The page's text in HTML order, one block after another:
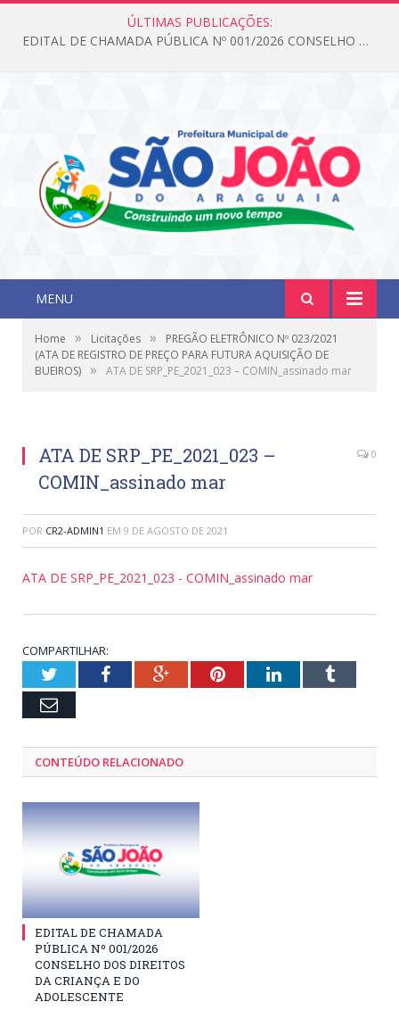
ÚLTIMAS PUBLICAÇÕES:
EDITAL DE CHAMADA PÚBLICA Nº 001/2026 CONSELHO DOS DIREITOS DA CRIANÇA E DO ADOLESCENTE
MENU
Home » Licitações »
PREGÃO ELETRÔNICO Nº 023/2021
(ATA DE REGISTRO DE PREÇO PARA FUTURA AQUISIÇÃO DE
BUEIROS) » ATA DE SRP_PE_2021_023 – COMIN_assinado mar
ATA DE SRP_PE_2021_023 –
COMIN_assinado mar
0
POR CR2-ADMIN1 EM 9 DE AGOSTO DE 2021
ATA DE SRP_PE_2021_023 - COMIN_assinado mar
COMPARTILHAR:
TwitterFacebookGoogle+PinterestLinkedInTumblr
Email
CONTEÚDO RELACIONADO
EDITAL DE CHAMADA
PÚBLICA Nº 001/2026
CONSELHO DOS DIREITOS
DA CRIANÇA E DO
ADOLESCENTE